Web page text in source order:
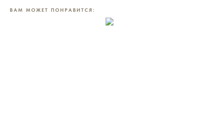
ВАМ МОЖЕТ ПОНРАВИТСЯ: